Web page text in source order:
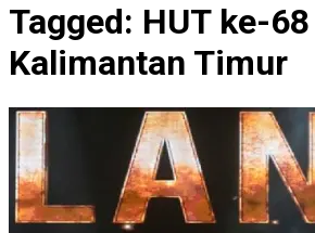
Tagged: HUT ke-68
Kalimantan Timur